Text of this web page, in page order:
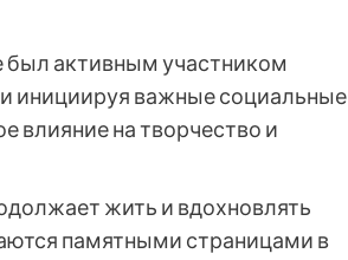
был активным участником
инициируя важные социальные
влияние на творчество и
жить и вдохновлять
памятными страницами в